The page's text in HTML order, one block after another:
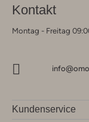
Kontakt
Montag - Freitag
Kundenservice